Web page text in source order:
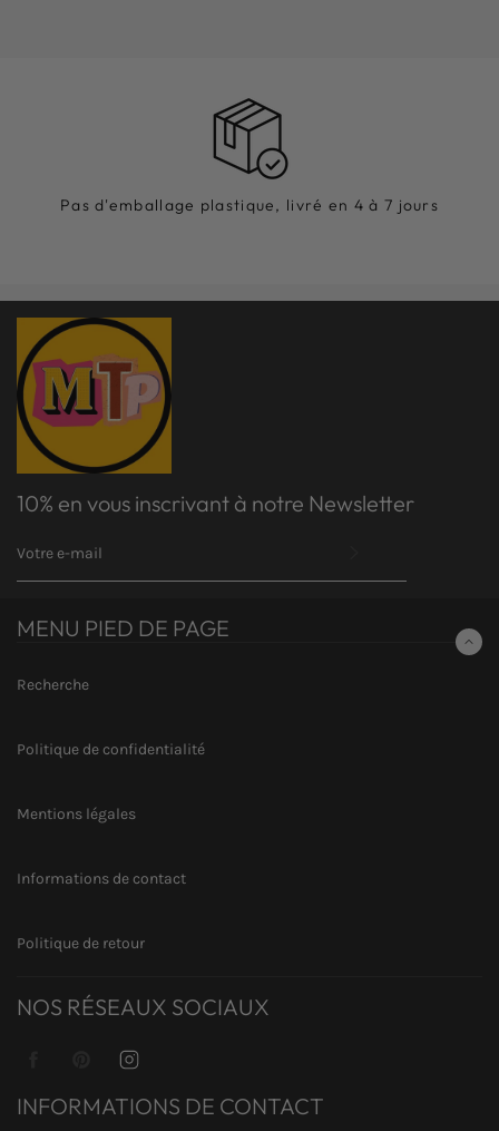
Pas d'emballage plastique, livré en 4 à 7 jours
10% en vous inscrivant à notre Newsletter
VOUS
POUR
LES
TOUTES
NOUVELLES,
MENU PIED DE PAGE
Recherche
Politique de confidentialité
Mentions légales
Informations de contact
Politique de retour
NOS RÉSEAUX SOCIAUX
PinterestInstagram
INFORMATIONS DE CONTACT